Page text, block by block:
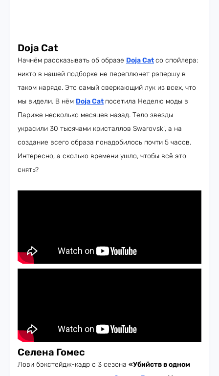
Doja Cat
Начнём рассказывать об образе Doja Catсо спойлера:
никто в нашей подборке не переплюнет рэпершу в
таком наряде. Это самый сверкающий лук из всех, что
мы видели. В нём Doja Cat посетила Неделю моды в
Париже несколько месяцев назад. Тело звезды
украсили 30 тысячами кристаллов Swarovski, а на
создание всего образа понадобилось почти 5 часов.
Интересно, а сколько времени ушло, чтобы всё это
снять?
Селена Гомес
Лови бэкстейдж-кадр с 3 сезона «Убийств в одном